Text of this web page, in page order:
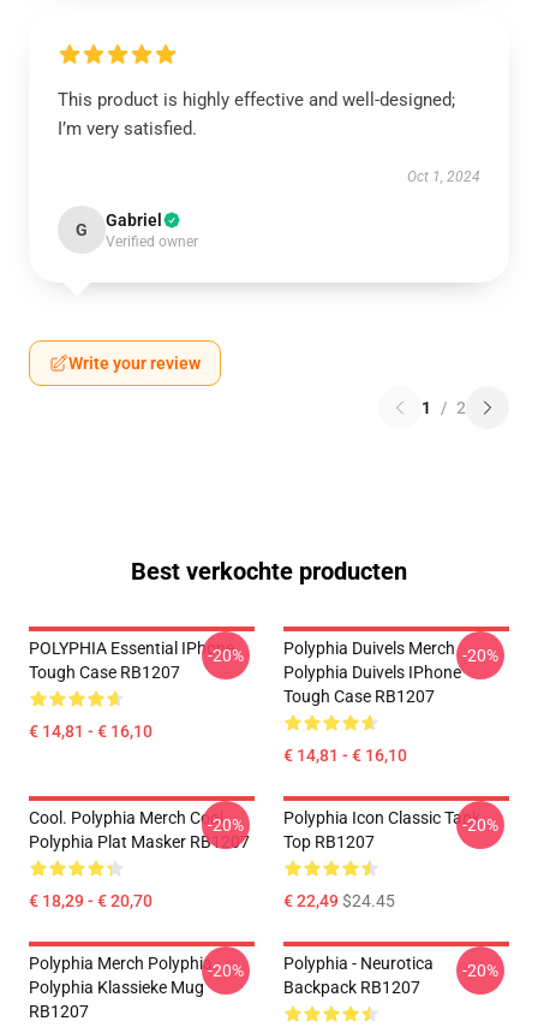
This product is highly effective and well-designed;
I’m very satisfied.
Oct 1, 2024
G Gabriel
Verified owner
Write your review
1 / 2
Best verkochte producten
POLYPHIA Essential IPhone
Tough Case RB1207
€ 14,81 - € 16,10
-20%
Polyphia Duivels Merch
Polyphia Duivels IPhone
Tough Case RB1207
€ 14,81 - € 16,10
-20%
Cool. Polyphia Merch Cool
Polyphia Plat Masker RB1207
€ 18,29 - € 20,70
-20%
Polyphia Icon Classic Tank
Top RB1207
€ 22,49$24.45
-20%
Polyphia Merch Polyphia
Polyphia Klassieke Mug
RB1207
-20%
Polyphia - Neurotica
Backpack RB1207
-20%